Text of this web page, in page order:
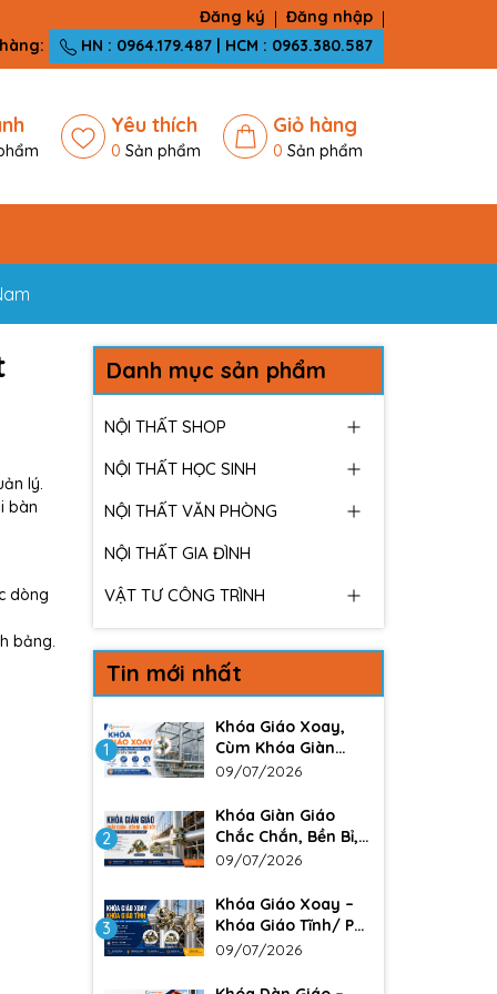
Đăng ký
Đăng nhập
HN : 0964.179.487 | HCM : 0963.380.587
Yêu thích
0 Sản phẩm
Giỏ hàng
0 Sản phẩm
lý.
bàn
dòng
bảng.
Danh mục sản phẩm
NỘI THẤT SHOP
NỘI THẤT HỌC SINH
NỘI THẤT VĂN PHÒNG
NỘI THẤT GIA ĐÌNH
VẬT TƯ CÔNG TRÌNH
Tin mới nhất
1
Khóa Giáo Xoay,
Cùm Khóa Giàn
Giáo – Giải Pháp
Trong Xây Dựng
09/07/2026
2
Khóa Giàn Giáo
Chắc Chắn, Bền Bỉ,
Giá Tốt Cho Công
09/07/2026
3
Khóa Giáo Xoay –
Khóa Giáo Tĩnh/ Phụ
kiện không thể
công trình lớn. Đảm
09/07/2026